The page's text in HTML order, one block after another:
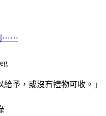
⋯⋯
給予，或沒有禮物可收。」